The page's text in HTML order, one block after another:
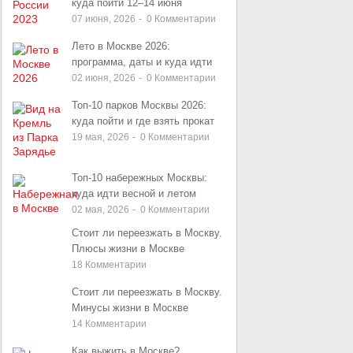
куда пойти 12–14 июня
07 июня, 2026 - 0 Комментарии
Лето в Москве 2026:
программа, даты и куда идти
02 июня, 2026 - 0 Комментарии
Топ-10 парков Москвы 2026:
куда пойти и где взять прокат
19 мая, 2026 - 0 Комментарии
Топ-10 набережных Москвы:
куда идти весной и летом
02 мая, 2026 - 0 Комментарии
Стоит ли переезжать в Москву.
Плюсы жизни в Москве
18 Комментарии
Стоит ли переезжать в Москву.
Минусы жизни в Москве
14 Комментарии